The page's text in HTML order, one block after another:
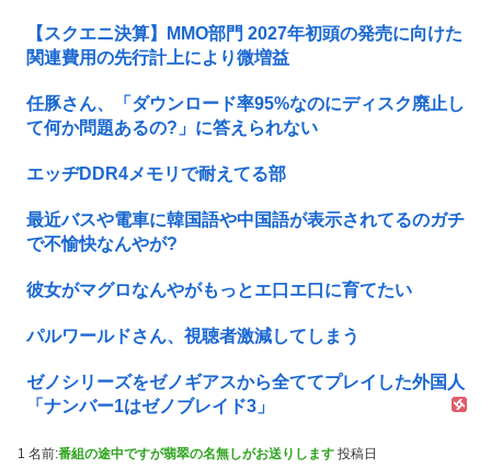
【スクエニ決算】MMO部門 2027年初頭の発売に向けた
関連費用の先行計上により微増益
任豚さん、「ダウンロード率95%なのにディスク廃止し
て何か問題あるの?」に答えられない
エッヂDDR4メモリで耐えてる部
最近バスや電車に韓国語や中国語が表示されてるのガチ
で不愉快なんやが?
彼女がマグロなんやがもっとエ口エ口に育てたい
パルワールドさん、視聴者激減してしまう
ゼノシリーズをゼノギアスから全ててプレイした外国人
「ナンバー1はゼノブレイド3」
1 名前:番組の途中ですが翡翠の名無しがお送りします 投稿日